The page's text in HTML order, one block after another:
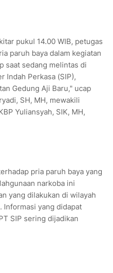
pukul 14.00 WIB, petugas
paruh baya dalam kegiatan
saat sedang melintas di
Indah Perkasa (SIP),
Gedung Aji Baru," ucap
SH, MH, mewakili
Yuliansyah, SIK, MH,
pria paruh baya yang
narkoba ini
yang dilakukan di wilayah
Informasi yang didapat
SIP sering dijadikan